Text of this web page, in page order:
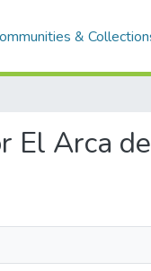
&
El Arca